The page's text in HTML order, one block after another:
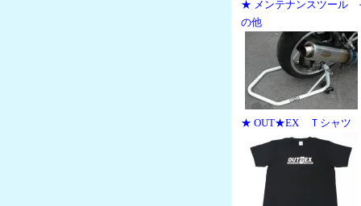
★ メンテナンスツール
の他
★ OUT★EX Ｔシャツ